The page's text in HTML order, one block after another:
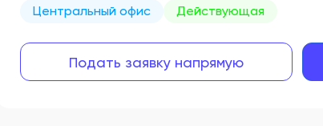
Центральный офис Действующая
Подать заявку напрямую